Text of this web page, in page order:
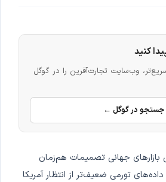
کنید
وب‌سایت تجارت‌آفرین را در گوگل
جستجو در گوگل ←
اصلی بازارهای جهانی تصمیمات هم‌زمان
تورمی ضعیف‌تر از انتظار آمریکا